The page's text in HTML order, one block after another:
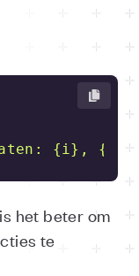
{i}, {j}"
het beter om
te